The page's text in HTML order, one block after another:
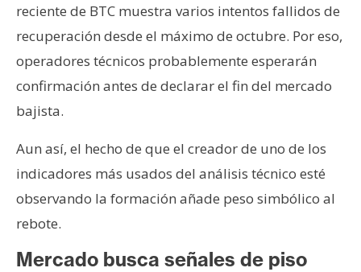
reciente de BTC muestra varios intentos fallidos de
recuperación desde el máximo de octubre. Por eso,
operadores técnicos probablemente esperarán
confirmación antes de declarar el fin del mercado
bajista.
Aun así, el hecho de que el creador de uno de los
indicadores más usados del análisis técnico esté
observando la formación añade peso simbólico al
rebote.
Mercado busca señales de piso